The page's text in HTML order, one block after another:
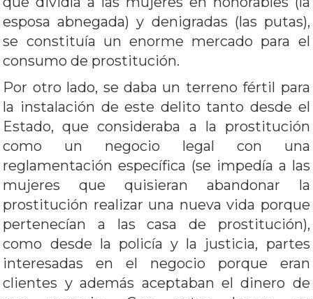
esposa abnegada) y denigradas (las putas),
se constituía un enorme mercado para el
consumo de prostitución.
Por otro lado, se daba un terreno fértil para
la instalación de este delito tanto desde el
Estado, que consideraba a la prostitución
como un negocio legal con una
reglamentación específica (se impedía a las
mujeres que quisieran abandonar la
prostitución realizar una nueva vida porque
pertenecían a las casa de prostitución),
como desde la policía y la justicia, partes
interesadas en el negocio porque eran
clientes y además aceptaban el dinero de